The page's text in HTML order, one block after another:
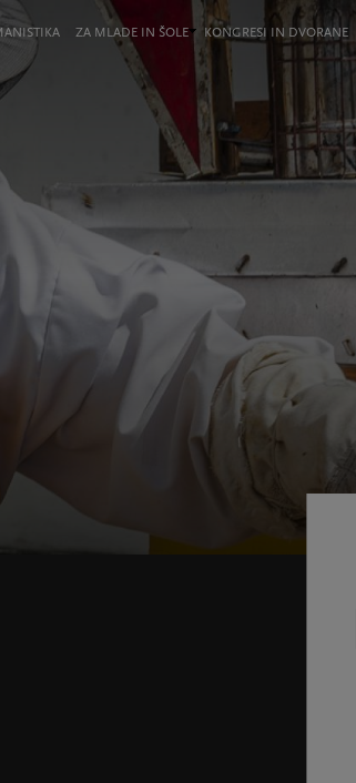
ZA MLADE IN ŠOLE KONGRESI IN DVORANE